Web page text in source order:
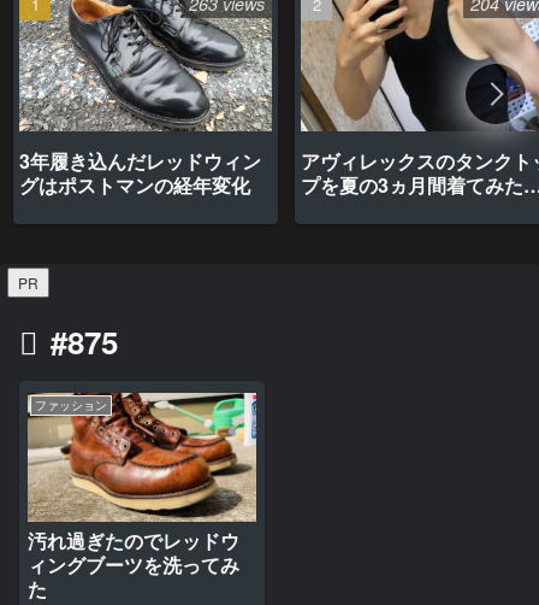
3年履き込んだレッドウィン
グはポストマンの経年変化
アヴィレックスのタンクト
プを夏の3ヵ月間着てみた
PR
#875
ファッション
汚れ過ぎたのでレッドウ
ィングブーツを洗ってみ
た